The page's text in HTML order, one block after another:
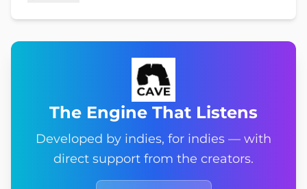
The Engine That Listens
Developed by indies, for indies — with
direct support from the creators.